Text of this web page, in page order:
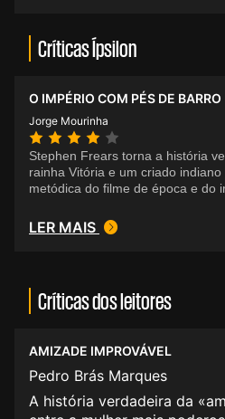
Críticas Ípsilon
O IMPÉRIO COM PÉS DE BARRO
Jorge Mourinha
Stephen Frears torna a história
rainha Vitória e um criado
metódica do filme de época e do
LER MAIS
Críticas dos leitores
AMIZADE IMPROVÁVEL
Pedro Brás Marques
A história verdadeira da